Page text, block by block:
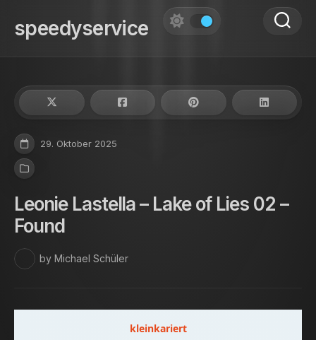
content
speedyservice
29. Oktober 2025
Leonie Lastella – Lake of Lies 02 –
Found
by Michael Schüler